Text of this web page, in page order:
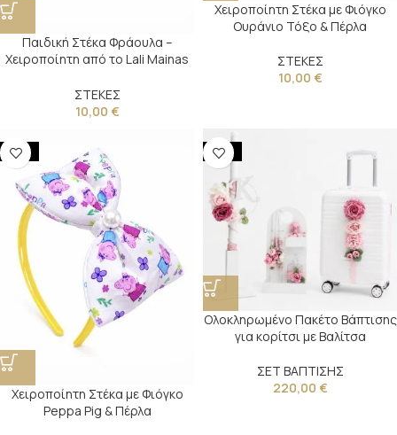
Παιδική Στέκα Φράουλα –
Χειροποίητη από το Lali Mainas
ΣΤΕΚΕΣ
10,00 €
Χειροποίητη Στέκα με Φιόγκο
Ουράνιο Τόξο & Πέρλα
ΣΤΕΚΕΣ
10,00 €
NEW
Χειροποίητη Στέκα με Φιόγκο
Peppa Pig & Πέρλα
NEW
Ολοκληρωμένο Πακέτο Βάπτισης
για κορίτσι με Βαλίτσα
ΣΕΤ ΒΑΠΤΙΣΗΣ
220,00 €